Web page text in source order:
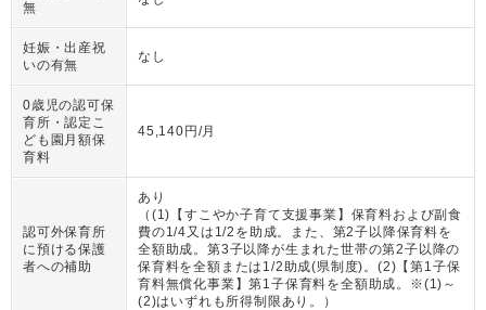
無
妊娠・出産祝
いの有無
なし
0歳児の認可保
育所・認定こ
ども園月額保
育料
45,140円/月
認可外保育所
に預ける保護
者への補助
あり
（ (1)【すこやか子育て支援事業】保育料および副食
費の1/4又は1/2を助成。また、第2子以降保育料を
全額助成。第3子以降が生まれた世帯の第2子以降の
保育料を全額または1/2助成(県制度)。(2)【第1子保
育料無償化事業】第1子保育料を全額助成。※(1)～
(2)はいずれも所得制限あり。
）